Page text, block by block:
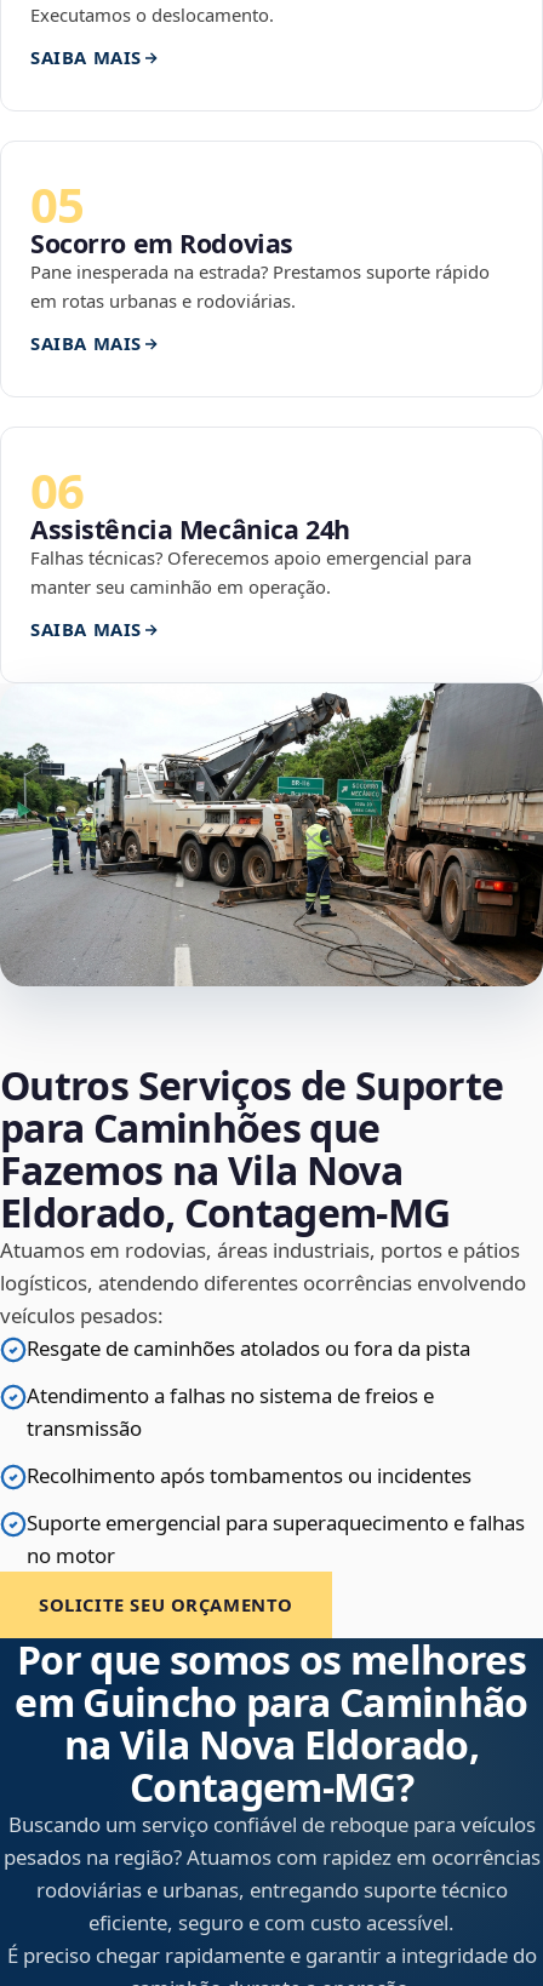
Executamos o deslocamento.
SAIBA MAIS
05
Socorro em Rodovias
Pane inesperada na estrada? Prestamos suporte rápido
em rotas urbanas e rodoviárias.
SAIBA MAIS
06
Assistência Mecânica 24h
Falhas técnicas? Oferecemos apoio emergencial para
manter seu caminhão em operação.
SAIBA MAIS
Outros Serviços de Suporte
para Caminhões que
Fazemos na Vila Nova
Eldorado, Contagem‑MG
Atuamos em rodovias, áreas industriais, portos e pátios
logísticos, atendendo diferentes ocorrências envolvendo
veículos pesados:
Resgate de caminhões atolados ou fora da pista
Atendimento a falhas no sistema de freios e
transmissão
Recolhimento após tombamentos ou incidentes
Suporte emergencial para superaquecimento e falhas
no motor
SOLICITE SEU ORÇAMENTO
Por que somos os melhores
em Guincho para Caminhão
na Vila Nova Eldorado,
Contagem‑MG?
Buscando um serviço confiável de reboque para veículos
pesados na região? Atuamos com rapidez em ocorrências
rodoviárias e urbanas, entregando suporte técnico
eficiente, seguro e com custo acessível.
É preciso chegar rapidamente e garantir a integridade do